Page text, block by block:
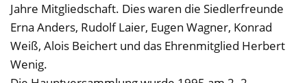
Jahre Mitgliedschaft. Dies waren die Siedlerfreunde
Erna Anders, Rudolf Laier, Eugen Wagner, Konrad
Weiß, Alois Beichert und das Ehrenmitglied Herbert
Wenig.